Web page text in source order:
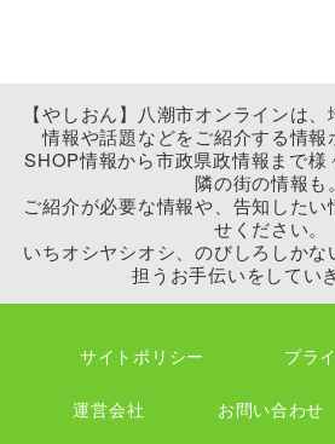
【やしおん】八潮市オンラインは
情報や話題などをご紹介する情報
SHOP情報から市政県政情報まで様
隣の街の情報も。
ご紹介が必要な情報や、告知した
せください。
いちオシヤシオシ、のびしろしか
担うお手伝いをしてい
サイトポリシー プラ
運営会社 お問い合わせ